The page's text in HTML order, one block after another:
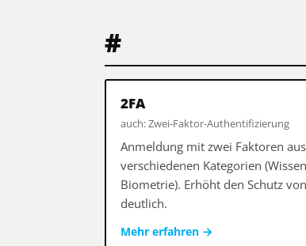
#
2FA
auch: Zwei-Faktor-Authentifizierung
Anmeldung mit zwei Faktoren aus
verschiedenen Kategorien
Biometrie). Erhöht den Schutz
deutlich.
Mehr erfahren →